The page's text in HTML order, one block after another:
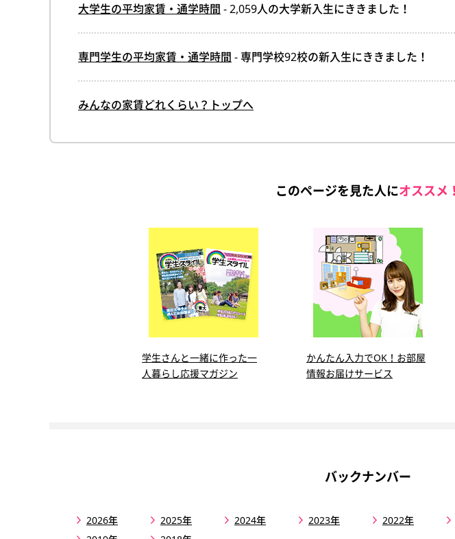
大学生の平均家賃・通学時間 - 2,059人の大学新入生にききました！
専門学生の平均家賃・通学時間 - 専門学校92校の新入生にききました！
みんなの家賃どれくらい？トップへ
このページを見た人にオススメ！
学生さんと一緒に作った一
人暮らし応援マガジン
かんたん入力でOK！お部屋
情報お届けサービス
バックナンバー
2026年 2025年 2024年 2023年 2022年